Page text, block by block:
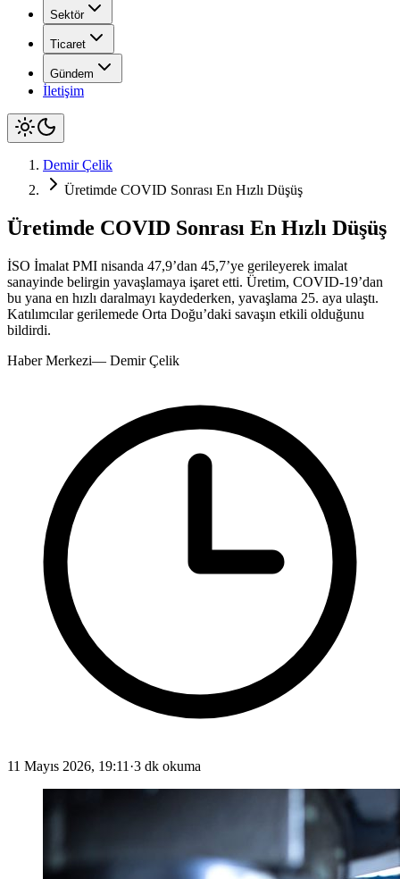
Sektör
Ticaret
Gündem
İletişim
Demir Çelik
Üretimde COVID Sonrası En Hızlı Düşüş
Üretimde COVID Sonrası En Hızlı Düşüş
İSO İmalat PMI nisanda 47,9’dan 45,7’ye gerileyerek imalat
sanayinde belirgin yavaşlamaya işaret etti. Üretim, COVID-19’dan
bu yana en hızlı daralmayı kaydederken, yavaşlama 25. aya ulaştı.
Katılımcılar gerilemede Orta Doğu’daki savaşın etkili olduğunu
bildirdi.
Haber Merkezi— Demir Çelik
11 Mayıs 2026, 19:11 ·3 dk okuma